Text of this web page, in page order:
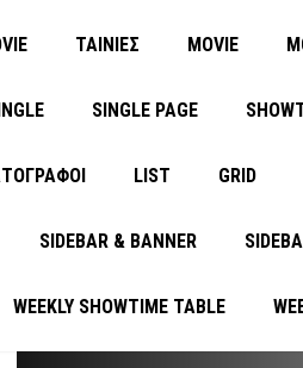
ΤΑΙΝΙΕΣ MOVIE
SINGLE PAGE
LIST GRID
SIDEBAR & BANNER
WEEKLY SHOWTIME TABLE